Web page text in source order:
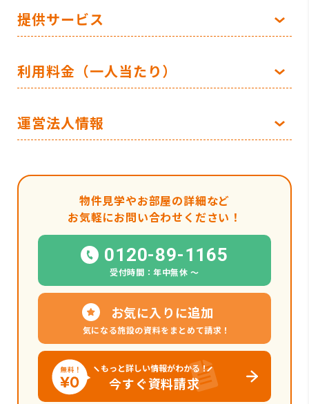
提供サービス
利用料金（一人当たり）
運営法人情報
物件見学やお部屋の詳細など
お気軽にお問い合わせください！
0120-89-1165
受付時間：年中無休 〜
お気に入りに追加
気になる施設の資料をまとめて請求！
もっと詳しい情報がわかる！
今すぐ資料請求